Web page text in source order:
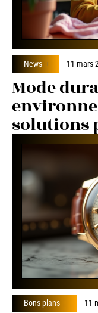
News 11 mars
Mode
solutions
Bons plans 11